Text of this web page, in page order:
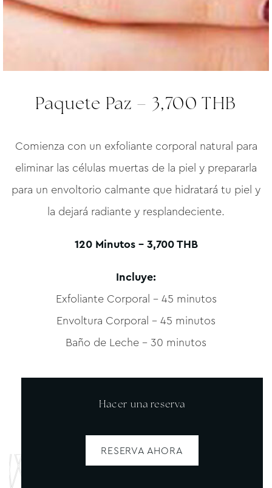
Paquete Paz – 3,700 THB
Comienza con un exfoliante corporal natural para
eliminar las células muertas de la piel y prepararla
para un envoltorio calmante que hidratará tu piel y
la dejará radiante y resplandeciente.
120 Minutos – 3,700 THB
Incluye:
Exfoliante Corporal – 45 minutos
Envoltura Corporal – 45 minutos
Baño de Leche – 30 minutos
Hacer una reserva
RESERVA AHORA